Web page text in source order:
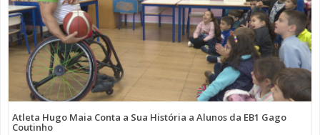
Atleta Hugo Maia Conta a Sua História a Alunos da EB1 Gago
Coutinho